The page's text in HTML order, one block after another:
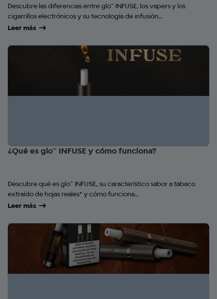
Descubre las diferencias entre glo™ INFUSE, los vapers y los
cigarrillos electrónicos y su tecnología de infusión...
Leer más
¿Qué es glo™ INFUSE y cómo funciona?
Descubre qué es glo™ INFUSE, su característico sabor a tabaco
extraído de hojas reales* y cómo funciona...
Leer más